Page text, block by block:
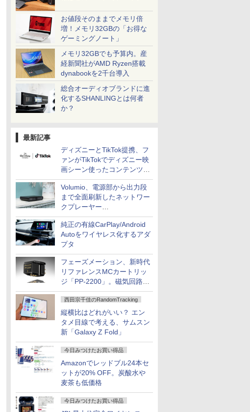
お値段そのままでメモリ倍
増！メモリ32GBの「お得な
ゲーミングノート」
メモリ32GBでも予算内。産
経新聞社がAMD Ryzen搭載
dynabookを2千台導入
総合オーディオブランドに進
化するSHANLINGとは何者
か？
最新記事
ディズニーとTikTok提携、フ
ァンがTikTokでディズニー映
画シーン使ったコンテンツ制
作、Disney+にも配信
Volumio、電源部から出力段
まで全面刷新したネットワー
クプレーヤー
「Primo（2026）」
純正の有線CarPlay/Android
Autoをワイヤレス化するアダ
プタ
フェーズメーション、新時代
リファレンスMCカートリッ
ジ「PP-2200」。磁気回路や
ハウジングを根本から見直し
西田宗千佳のRandomTracking
縦横比はどれがいい？ エン
タメ目線で考える、サムスン
新「Galaxy Z Fold」
今日みつけたお買い得品
Amazonでレッドブル24本セ
ットが20% OFF。炭酸水や
麦茶も低価格
今日みつけたお買い得品